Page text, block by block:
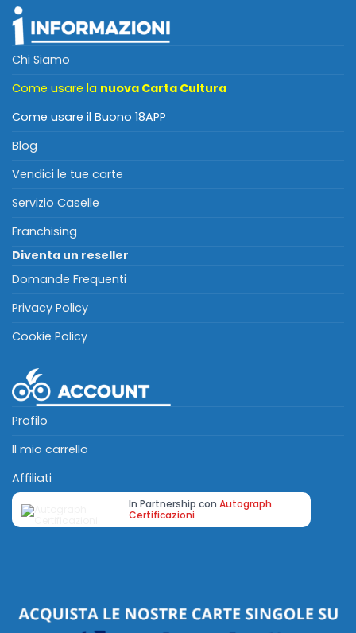
Chi Siamo
Come usare la nuova Carta Cultura
Come usare il Buono 18APP
Blog
Vendici le tue carte
Servizio Caselle
Franchising
Diventa un reseller
Domande Frequenti
Privacy Policy
Cookie Policy
Profilo
Il mio carrello
Affiliati
In Partnership con Autograph
Certificazioni